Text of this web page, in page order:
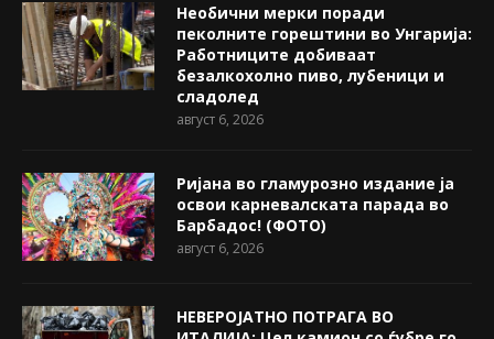
Необични мерки поради
пеколните горештини во Унгарија:
Работниците добиваат
безалкохолно пиво, лубеници и
сладолед
август 6, 2026
Ријана во гламурозно издание ја
освои карневалската парада во
Барбадос! (ФОТО)
август 6, 2026
НЕВЕРОЈАТНО ПОТРАГА ВО